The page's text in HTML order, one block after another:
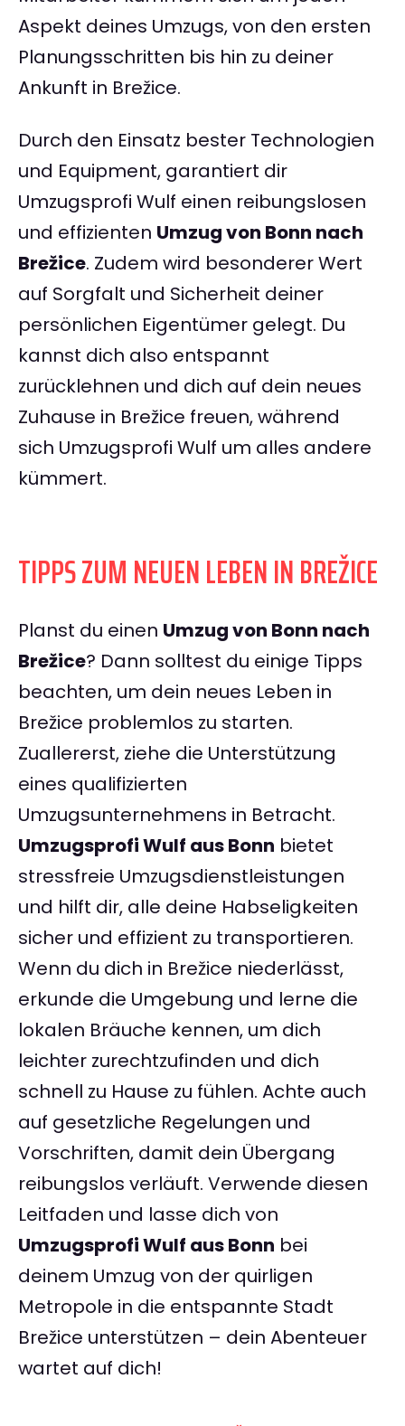
Aspekt deines Umzugs, von den ersten
Planungsschritten bis hin zu deiner
Ankunft in Brežice.
Durch den Einsatz bester Technologien
und Equipment, garantiert dir
Umzugsprofi Wulf einen reibungslosen
und effizienten Umzug von Bonn nach
Brežice. Zudem wird besonderer Wert
auf Sorgfalt und Sicherheit deiner
persönlichen Eigentümer gelegt. Du
kannst dich also entspannt
zurücklehnen und dich auf dein neues
Zuhause in Brežice freuen, während
sich Umzugsprofi Wulf um alles andere
kümmert.
TIPPS ZUM NEUEN LEBEN IN BREŽICE
Planst du einen Umzug von Bonn nach
Brežice? Dann solltest du einige Tipps
beachten, um dein neues Leben in
Brežice problemlos zu starten.
Zuallererst, ziehe die Unterstützung
eines qualifizierten
Umzugsunternehmens in Betracht.
Umzugsprofi Wulf aus Bonn bietet
stressfreie Umzugsdienstleistungen
und hilft dir, alle deine Habseligkeiten
sicher und effizient zu transportieren.
Wenn du dich in Brežice niederlässt,
erkunde die Umgebung und lerne die
lokalen Bräuche kennen, um dich
leichter zurechtzufinden und dich
schnell zu Hause zu fühlen. Achte auch
auf gesetzliche Regelungen und
Vorschriften, damit dein Übergang
reibungslos verläuft. Verwende diesen
Leitfaden und lasse dich von
Umzugsprofi Wulf aus Bonn bei
deinem Umzug von der quirligen
Metropole in die entspannte Stadt
Brežice unterstützen – dein Abenteuer
wartet auf dich!